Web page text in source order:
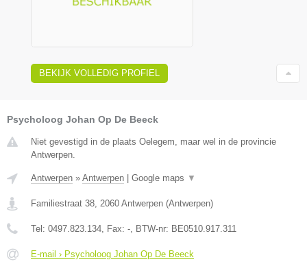
BEKIJK VOLLEDIG PROFIEL
Psycholoog Johan Op De Beeck
Niet gevestigd in de plaats Oelegem, maar wel in de provincie
Antwerpen.
Antwerpen » Antwerpen Google maps ▼
Familiestraat 38, 2060 Antwerpen (Antwerpen)
Tel: 0497.823.134, Fax: -, BTW-nr: BE0510.917.311
E-mail › Psycholoog Johan Op De Beeck